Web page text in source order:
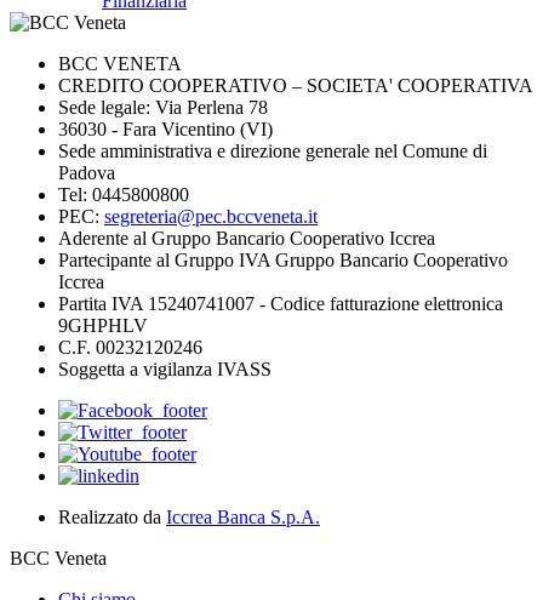
BCC VENETA
CREDITO COOPERATIVO – SOCIETA' COOPERATIVA
Sede legale: Via Perlena 78
36030 - Fara Vicentino (VI)
Sede amministrativa e direzione generale nel Comune di
Padova
Tel: 0445800800
PEC: segreteria@pec.bccveneta.it
Aderente al Gruppo Bancario Cooperativo Iccrea
Partecipante al Gruppo IVA Gruppo Bancario Cooperativo
Iccrea
Partita IVA 15240741007 - Codice fatturazione elettronica
9GHPHLV
C.F. 00232120246
Soggetta a vigilanza IVASS
Realizzato da Iccrea Banca S.p.A.
BCC Veneta